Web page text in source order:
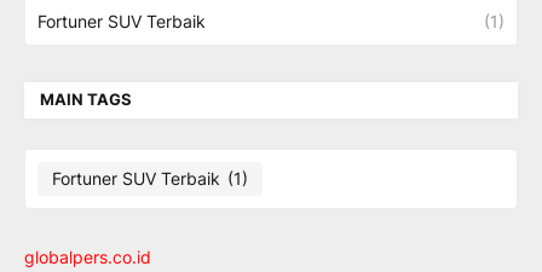
Fortuner SUV Terbaik (1)
MAIN TAGS
Fortuner SUV Terbaik (1)
globalpers.co.id